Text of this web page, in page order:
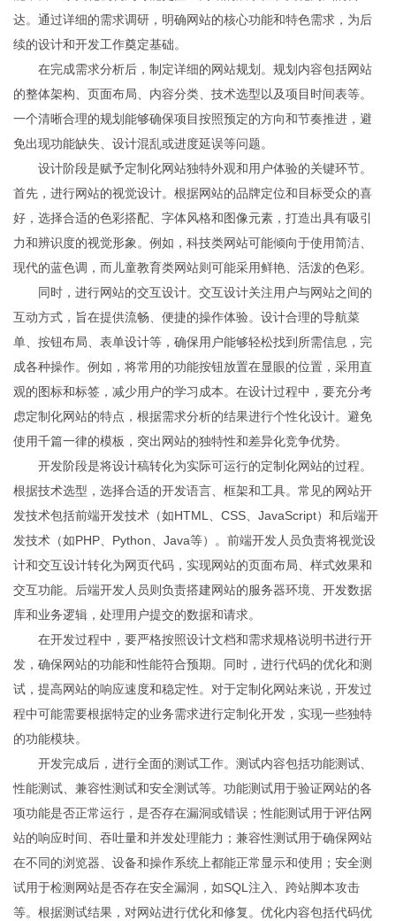
达。通过详细的需求调研，明确网站的核心功能和特色需求，为后
续的设计和开发工作奠定基础。
在完成需求分析后，制定详细的网站规划。规划内容包括网站
的整体架构、页面布局、内容分类、技术选型以及项目时间表等。
一个清晰合理的规划能够确保项目按照预定的方向和节奏推进，避
免出现功能缺失、设计混乱或进度延误等问题。
设计阶段是赋予定制化网站独特外观和用户体验的关键环节。
首先，进行网站的视觉设计。根据网站的品牌定位和目标受众的喜
好，选择合适的色彩搭配、字体风格和图像元素，打造出具有吸引
力和辨识度的视觉形象。例如，科技类网站可能倾向于使用简洁、
现代的蓝色调，而儿童教育类网站则可能采用鲜艳、活泼的色彩。
同时，进行网站的交互设计。交互设计关注用户与网站之间的
互动方式，旨在提供流畅、便捷的操作体验。设计合理的导航菜
单、按钮布局、表单设计等，确保用户能够轻松找到所需信息，完
成各种操作。例如，将常用的功能按钮放置在显眼的位置，采用直
观的图标和标签，减少用户的学习成本。在设计过程中，要充分考
虑定制化网站的特点，根据需求分析的结果进行个性化设计。避免
使用千篇一律的模板，突出网站的独特性和差异化竞争优势。
开发阶段是将设计稿转化为实际可运行的定制化网站的过程。
根据技术选型，选择合适的开发语言、框架和工具。常见的网站开
发技术包括前端开发技术（如HTML、CSS、JavaScript）和后端开
发技术（如PHP、Python、Java等）。前端开发人员负责将视觉设
计和交互设计转化为网页代码，实现网站的页面布局、样式效果和
交互功能。后端开发人员则负责搭建网站的服务器环境、开发数据
库和业务逻辑，处理用户提交的数据和请求。
在开发过程中，要严格按照设计文档和需求规格说明书进行开
发，确保网站的功能和性能符合预期。同时，进行代码的优化和测
试，提高网站的响应速度和稳定性。对于定制化网站来说，开发过
程中可能需要根据特定的业务需求进行定制化开发，实现一些独特
的功能模块。
开发完成后，进行全面的测试工作。测试内容包括功能测试、
性能测试、兼容性测试和安全测试等。功能测试用于验证网站的各
项功能是否正常运行，是否存在漏洞或错误；性能测试用于评估网
站的响应时间、吞吐量和并发处理能力；兼容性测试用于确保网站
在不同的浏览器、设备和操作系统上都能正常显示和使用；安全测
试用于检测网站是否存在安全漏洞，如SQL注入、跨站脚本攻击
等。根据测试结果，对网站进行优化和修复。优化内容包括代码优